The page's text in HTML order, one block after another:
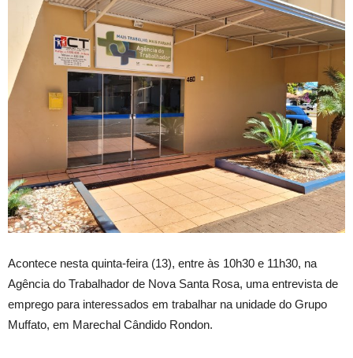
Acontece nesta quinta-feira (13), entre às 10h30 e 11h30, na
Agência do Trabalhador de Nova Santa Rosa, uma entrevista de
emprego para interessados em trabalhar na unidade do Grupo
Muffato, em Marechal Cândido Rondon.